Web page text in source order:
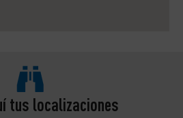
tus localizaciones